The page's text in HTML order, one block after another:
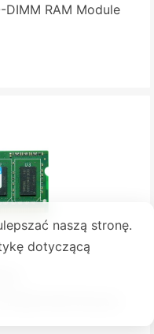
naszą stronę.
dotyczącą
DIMM RAM Module
RAM Module